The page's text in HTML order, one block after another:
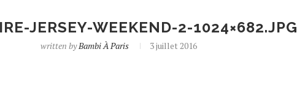
JERSEY-WEEKEND-2-1024×682.JPG
written byBambi À Paris 3 juillet 2016